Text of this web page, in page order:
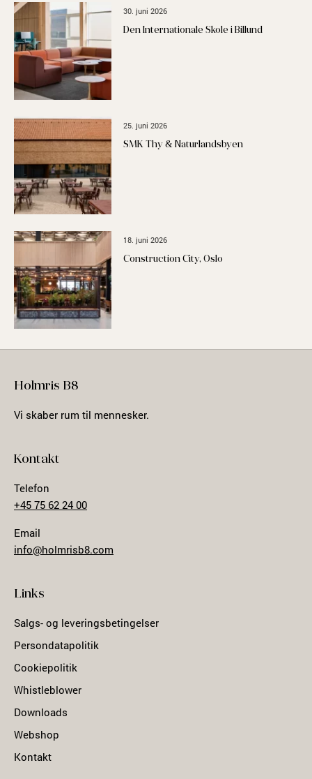
30. juni 2026
Den Internationale Skole i Billund
25. juni 2026
SMK Thy & Naturlandsbyen
18. juni 2026
Construction City, Oslo
Holmris B8
Vi skaber rum til mennesker.
Kontakt
Telefon
+45 75 62 24 00
Email
info@holmrisb8.com
Links
Salgs- og leveringsbetingelser
Persondatapolitik
Cookiepolitik
Whistleblower
Downloads
Webshop
Kontakt